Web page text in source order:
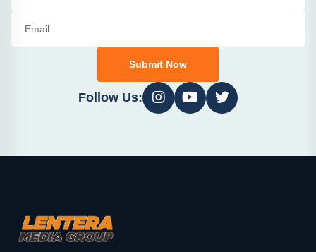
Submit Now
Follow Us: